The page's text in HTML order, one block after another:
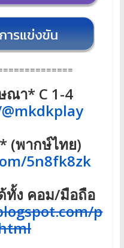
ณา* C 1-4
(พากษ์ไทย)
5n8fk8zk
ทั้ง คอม/มือถือ
p